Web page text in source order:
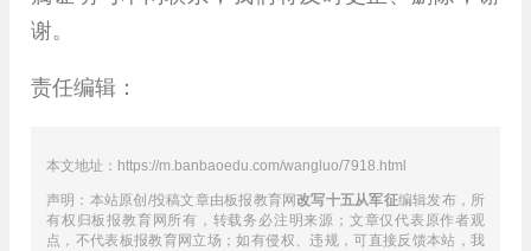
谢。
责任编辑：
本文地址：https://m.banbaoedu.com/wangluo/7918.html
声明：本站原创/投稿文章由板报教育网改写十五从军征编辑发布，所
有权归板报教育网所有，转载务必注明来源；文章仅代表原作者观
点，不代表板报教育网立场；如有侵权、违规，可直接反馈本站，我